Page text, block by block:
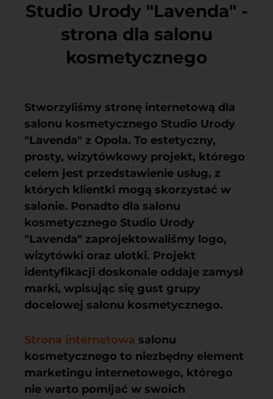
Studio Urody "Lavenda" -
strona dla salonu
kosmetycznego
Stworzyliśmy stronę internetową dla
salonu kosmetycznego Studio Urody
"Lavenda" z Opola. To estetyczny,
prosty, wizytówkowy projekt, którego
celem jest przedstawienie usług, z
których klientki mogą skorzystać w
salonie. Ponadto dla salonu
kosmetycznego Studio Urody
"Lavenda" zaprojektowaliśmy logo,
wizytówki oraz ulotki. Projekt
identyfikacji doskonale oddaje zamysł
marki, wpisując się gust grupy
docelowej salonu kosmetycznego.
Strona internetowa salonu
kosmetycznego to niezbędny element
marketingu internetowego, którego
nie warto pomijać w swoich